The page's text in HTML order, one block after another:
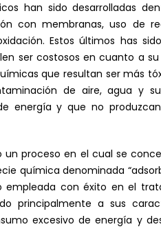
han sido desarrolladas
con membranas, uso de
Estos últimos has
ser costosos en cuanto a
que resultan ser más
de aire, agua y
energía y que no
proceso en el cual se
química denominada
con éxito en el
principalmente a sus
excesivo de energía y